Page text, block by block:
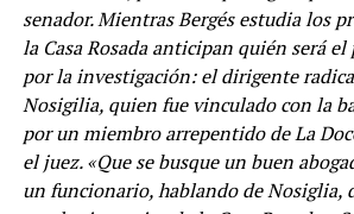
senador. Mientras Bergés estudia los
la Casa Rosada anticipan quién será
por la investigación: el dirigente
Nosigilia, quien fue vinculado con la
por un miembro arrepentido de La
el juez. «Que se busque un buen
un funcionario, hablando de Nosiglia,